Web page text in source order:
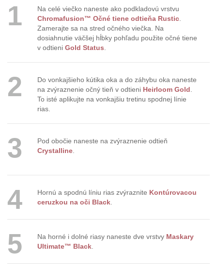
1
Na celé viečko naneste ako podkladovú vrstvu
Chromafusion™ Očné tiene odtieňa Rustic.
Zamerajte sa na stred očného viečka. Na
dosiahnutie väčšej hĺbky pohľadu použite očné tiene
v odtieni Gold Status
2
Do vonkajšieho kútika oka a do záhybu oka naneste
na zvýraznenie očný tieň v odtieni Heirloom Gold
To isté aplikujte na vonkajšiu tretinu spodnej línie
rias.
3
Pod obočie naneste na zvýraznenie odtieň
Crystalline.
4 Hornú a spodnú líniu rias zvýraznite Kontúrovacou
ceruzkou na oči Black.
5 Na horné i dolné riasy naneste dve vrstvy Maskary
Ultimate™ Black.